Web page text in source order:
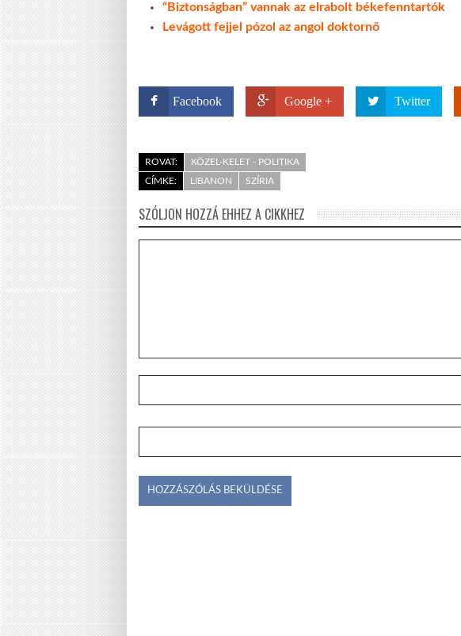
“Biztonságban” vannak az elrabolt békefenntartók
Levágott fejjel pózol az angol doktornő
Facebook Google + Twitter
ROVAT:
KÖZEL-KELET - POLITIKA
CÍMKE:
LIBANON SZÍRIA
SZÓLJON HOZZÁ EHHEZ A CIKKHEZ